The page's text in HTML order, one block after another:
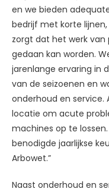
en we bieden
bedrijf met korte
zorgt dat het werk van
gedaan kan worden.
jarenlange ervaring in
van de seizoenen en
onderhoud en service.
locatie om acute
machines op te
benodigde jaarlijkse
Arbowet.”
Naast onderhoud en